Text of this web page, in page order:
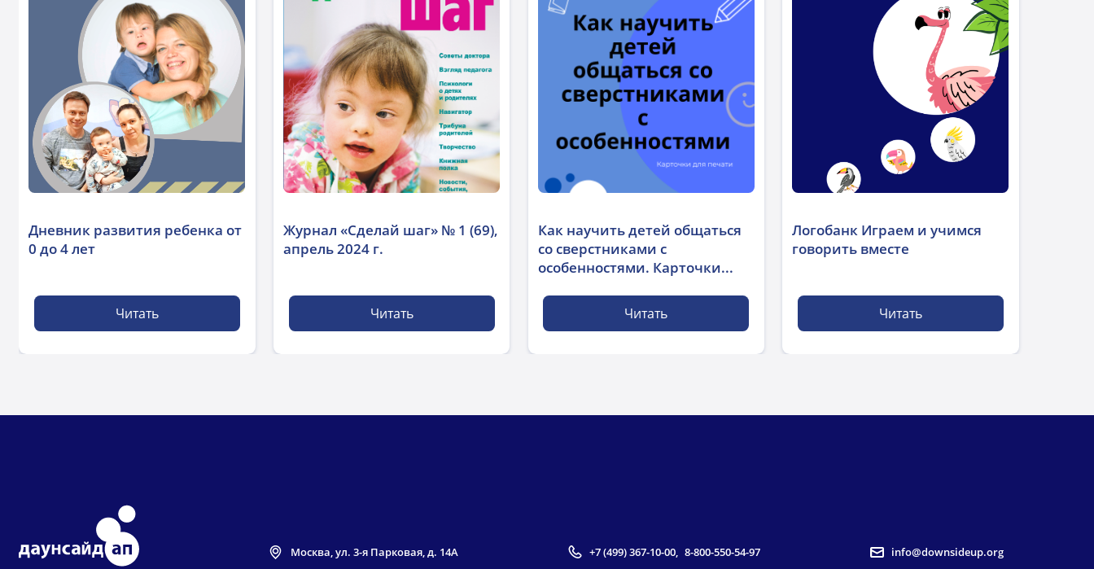
Дневник развития ребенка от
0 до 4 лет
Читать
Журнал «Сделай шаг» № 1 (69),
апрель 2024 г.
Читать
Как научить детей общаться
со сверстниками с
особенностями. Карточки...
Читать
Логобанк Играем и учимся
говорить вместе
Читать
Москва, ул. 3-я Парковая, д. 14А +7 (499) 367-10-00, 8-800-550-54-97 info@downsideup.org